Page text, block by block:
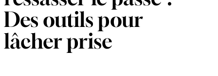
Des outils pour
lâcher prise